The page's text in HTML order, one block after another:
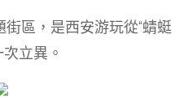
區，是西安游玩從“蜻蜓
立異。